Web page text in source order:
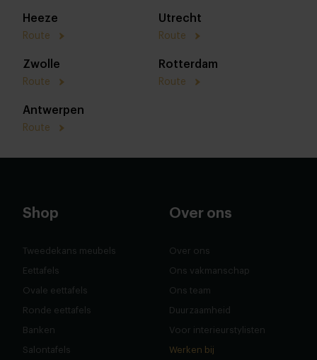
Heeze
Route
Utrecht
Route
Zwolle
Route
Rotterdam
Route
Antwerpen
Route
Shop
Tweedekans meubels
Eettafels
Ovale eettafels
Ronde eettafels
Banken
Salontafels
Over ons
Over ons
Ons vakmanschap
Ons team
Duurzaamheid
Voor interieurstylisten
Werken bij